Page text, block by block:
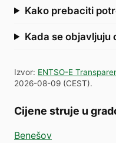
Kako prebaciti
Kada se objavljuju
Izvor: ENTSO-E
2026-08-09 (CEST).
Cijene struje u
Benešov